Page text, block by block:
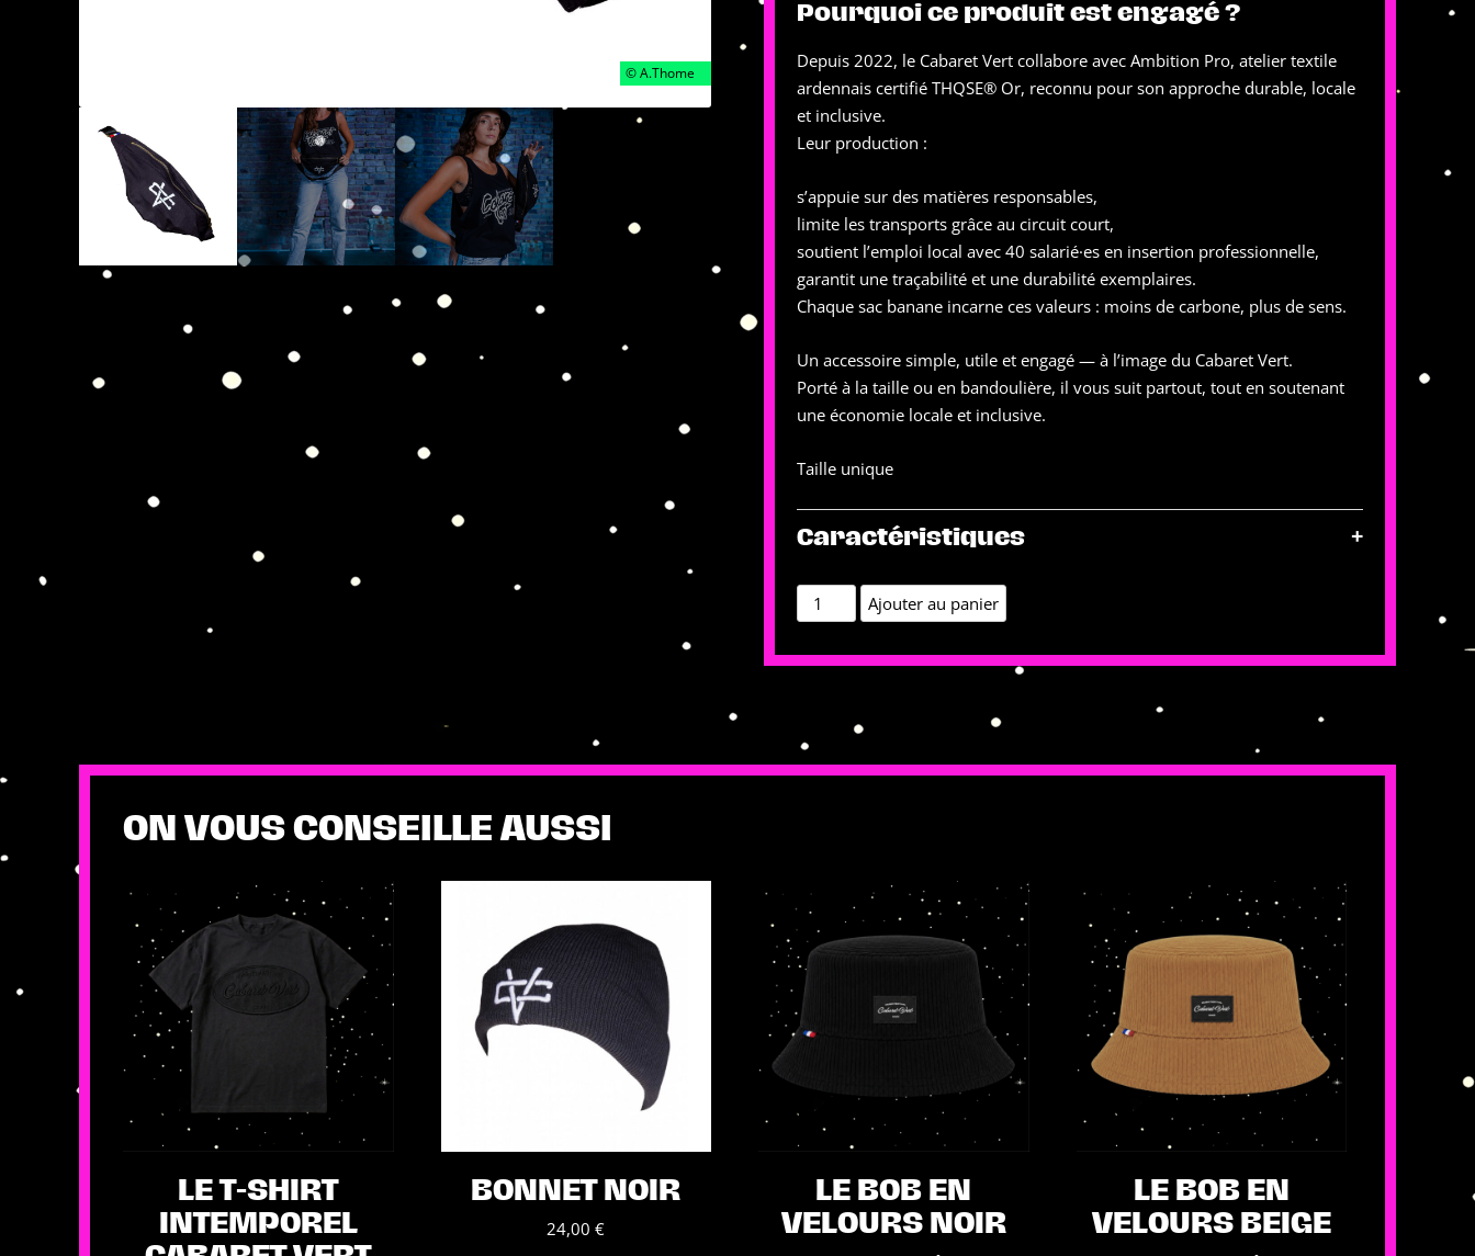
Pourquoi ce produit est engagé ?
Depuis 2022, le Cabaret Vert collabore avec Ambition Pro, atelier textile
ardennais certifié THQSE® Or, reconnu pour son approche durable, locale
et inclusive.
Leur production :
s’appuie sur des matières responsables,
limite les transports grâce au circuit court,
soutient l’emploi local avec 40 salarié·es en insertion professionnelle,
garantit une traçabilité et une durabilité exemplaires.
Chaque sac banane incarne ces valeurs : moins de carbone, plus de sens.
Un accessoire simple, utile et engagé — à l’image du Cabaret Vert.
Porté à la taille ou en bandoulière, il vous suit partout, tout en soutenant
une économie locale et inclusive.
Taille unique
Caractéristiques +
quantité
de
Sac
Made
Ajouter au panier
ON VOUS CONSEILLE AUSSI
LE T-SHIRT
INTEMPOREL
BONNET NOIR
24,00€
LE BOB EN
VELOURS NOIR
LE BOB EN
VELOURS BEIGE